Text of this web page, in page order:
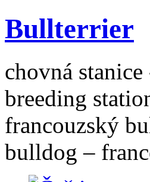
Bullterrier
chovná
breeding
francouzský
bulldog –